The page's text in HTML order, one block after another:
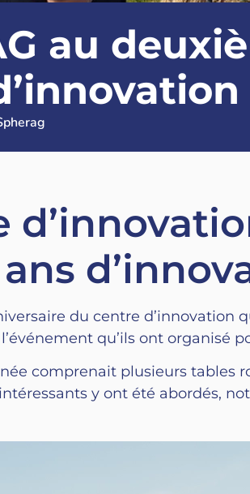
au
du centre d’innovation
qu’ils ont organisé
comprenait plusieurs tables
y ont été abordés,